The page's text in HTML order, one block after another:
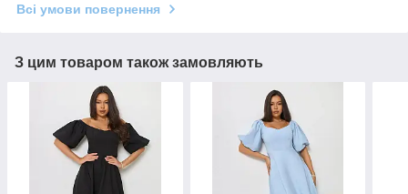
Всі умови повернення
З цим товаром також замовляють